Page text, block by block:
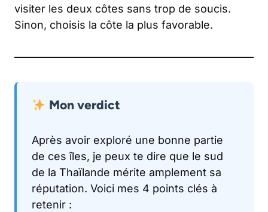
visiter les deux côtes sans trop de soucis.
Sinon, choisis la côte la plus favorable.
Mon verdict
Après avoir exploré une bonne partie
de ces îles, je peux te dire que le sud
de la Thaïlande mérite amplement sa
réputation. Voici mes 4 points clés à
retenir :